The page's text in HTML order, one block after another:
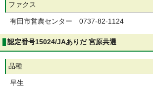
ファクス
有田市営農センター 0737-82-1124
認定番号15024/JAありだ 宮原共選
品種
早生